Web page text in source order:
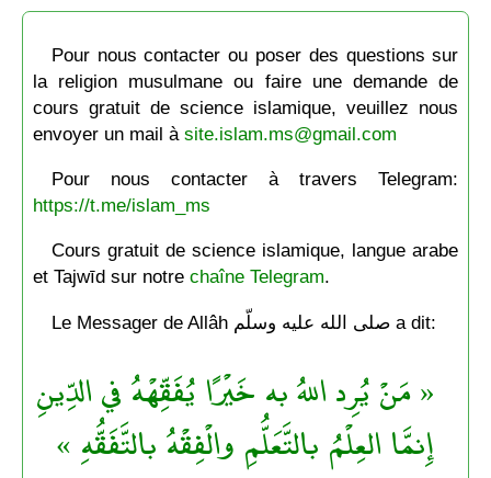
Pour nous contacter ou poser des questions sur
la religion musulmane ou faire une demande de
cours gratuit de science islamique, veuillez nous
envoyer un mail à site.islam.ms@gmail.com
Pour nous contacter à travers Telegram:
https://t.me/islam_ms
Cours gratuit de science islamique, langue arabe
et Tajwīd sur notre chaîne Telegram.
Le Messager de Allâh صلى الله عليه وسلّم a dit:
« مَنْ يُرِد اللهُ به خَيْرًا يُفَقِّهْهُ في الدِّينِ
إِنمَّا العِلْمُ بالتَّعَلُّمِ والْفِقْهُ بالتَّفَقُّهِ »